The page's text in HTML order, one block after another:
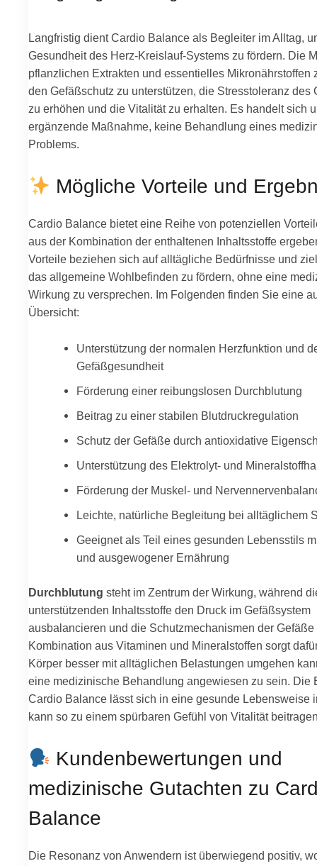
Langfristig dient Cardio Balance als Begleiter im Alltag,
Gesundheit des Herz-Kreislauf-Systems zu fördern. Die
pflanzlichen Extrakten und essentielles Mikronährstoffen
den Gefäßschutz zu unterstützen, die Stresstoleranz des
zu erhöhen und die Vitalität zu erhalten. Es handelt sich
ergänzende Maßnahme, keine Behandlung eines
Problems.
Mögliche Vorteile und
Cardio Balance bietet eine Reihe von potenziellen
aus der Kombination der enthaltenen Inhaltsstoffe
Vorteile beziehen sich auf alltägliche Bedürfnisse und
das allgemeine Wohlbefinden zu fördern, ohne eine
Wirkung zu versprechen. Im Folgenden finden Sie eine
Übersicht:
Unterstützung der normalen Herzfunktion und
Gefäßgesundheit
Förderung einer reibungslosen Durchblutung
Beitrag zu einer stabilen Blutdruckregulation
Schutz der Gefäße durch antioxidative
Unterstützung des Elektrolyt- und
Förderung der Muskel- und
Leichte, natürliche Begleitung bei alltäglichem
Geeignet als Teil eines gesunden Lebensstils
und ausgewogener Ernährung
Durchblutung steht im Zentrum der Wirkung, während
unterstützenden Inhaltsstoffe den Druck im Gefäßsystem
ausbalancieren und die Schutzmechanismen der Gefäße
Kombination aus Vitaminen und Mineralstoffen sorgt
Körper besser mit alltäglichen Belastungen umgehen
eine medizinische Behandlung angewiesen zu sein. Die
Cardio Balance lässt sich in eine gesunde Lebensweise
kann so zu einem spürbaren Gefühl von Vitalität
Kundenbewertungen und
medizinische Gutachten zu
Balance
Die Resonanz von Anwendern ist überwiegend positiv,